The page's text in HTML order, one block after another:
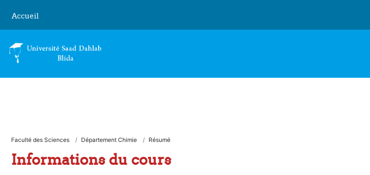
Accueil
Faculté des Sciences Département Chimie Résumé
Informations du cours